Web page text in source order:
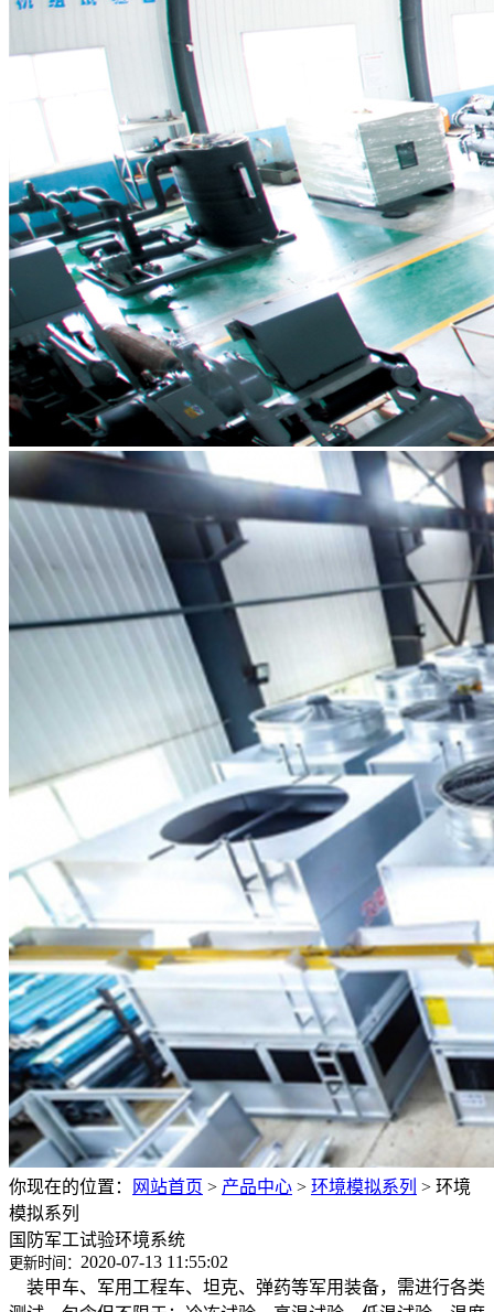
你现在的位置： 网站首页 > 产品中心 > 环境模拟系列 > 环境
模拟系列
国防军工试验环境系统
更新时间： 2020-07-13 11:55:02
装甲车、军用工程车、坦克、弹药等军用装备，需进行各类